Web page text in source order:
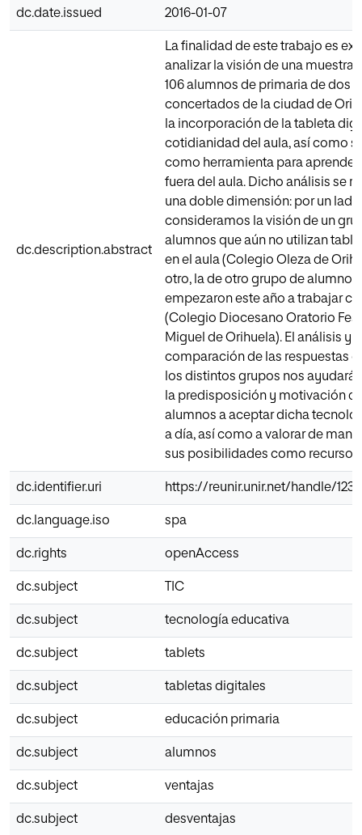
dc.date.issued 2016-01-07
dc.description.abstract
La finalidad de este trabajo es
analizar la visión de una muestra
106 alumnos de primaria de dos
concertados de la ciudad de
la incorporación de la tableta
cotidianidad del aula, así como
como herramienta para aprender
fuera del aula. Dicho análisis se
una doble dimensión: por un lado,
consideramos la visión de un
alumnos que aún no utilizan
en el aula (Colegio Oleza de
otro, la de otro grupo de alumnos
empezaron este año a trabajar
(Colegio Diocesano Oratorio
Miguel de Orihuela). El análisis y
comparación de las respuestas
los distintos grupos nos ayudará
la predisposición y motivación
alumnos a aceptar dicha
a día, así como a valorar de
sus posibilidades como recurso
dc.identifier.uri https://reunir.unir.net/handle/
dc.language.iso spa
dc.rights openAccess
dc.subject TIC
dc.subject tecnología educativa
dc.subject tablets
dc.subject tabletas digitales
dc.subject educación primaria
dc.subject alumnos
dc.subject ventajas
dc.subject desventajas